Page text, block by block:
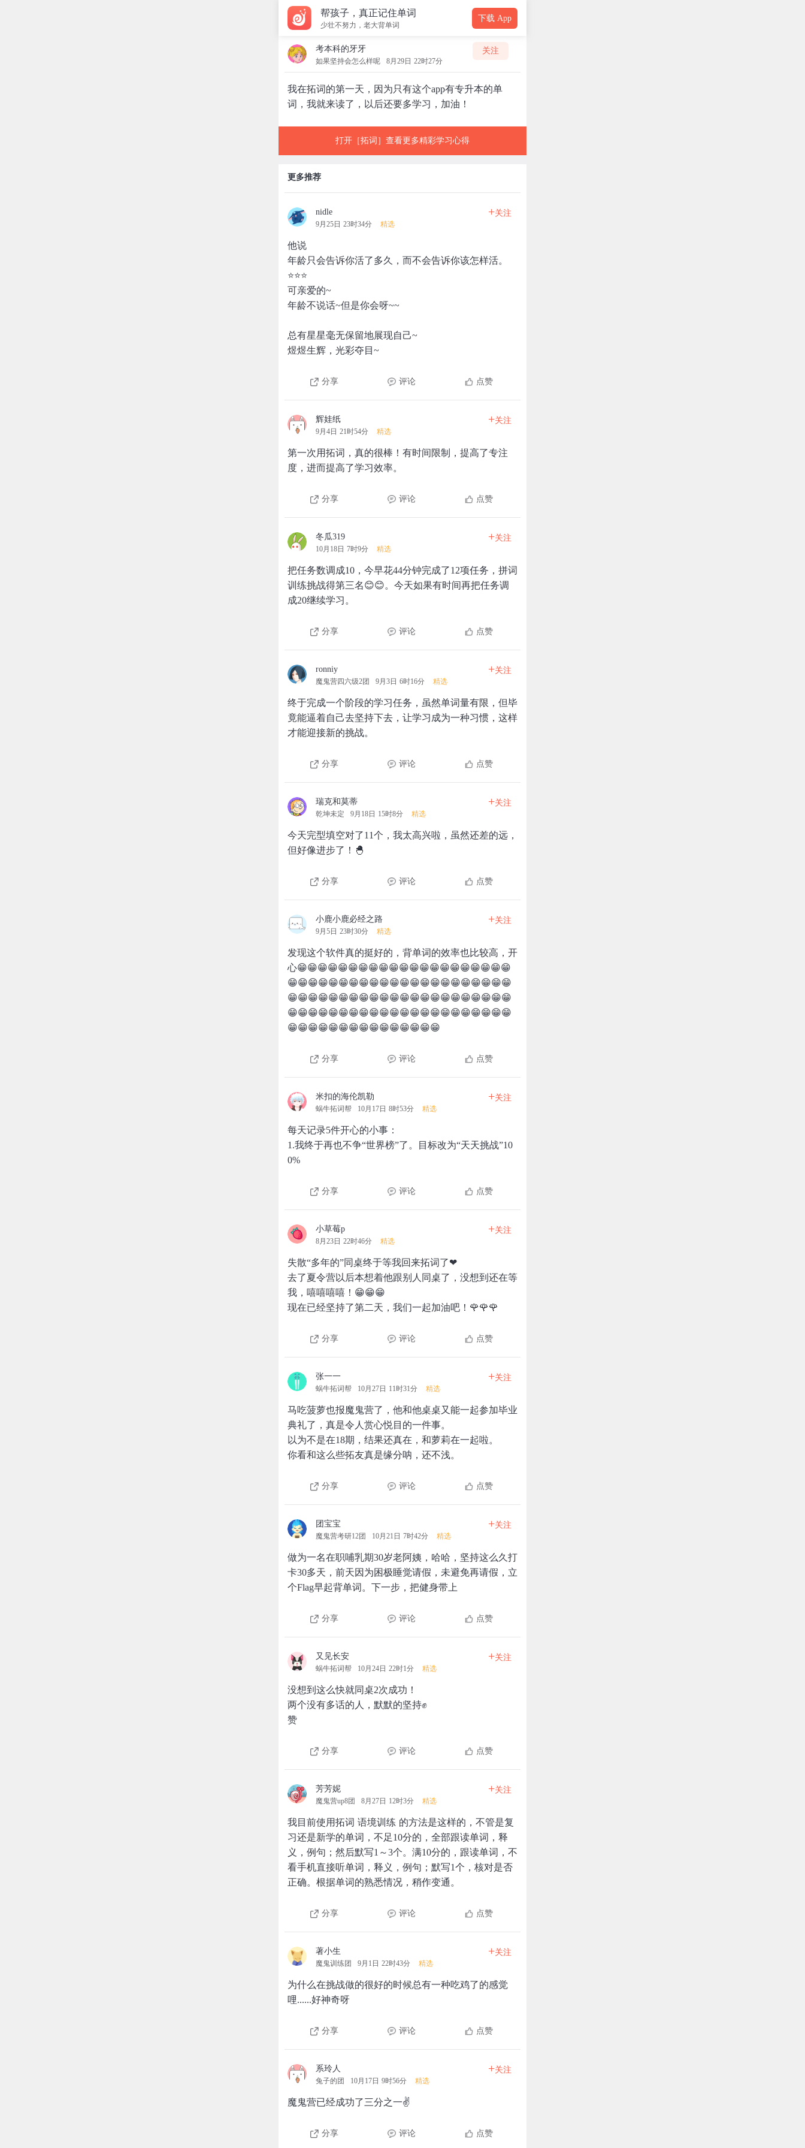
帮孩子，真正记住单词
少壮不努力，老大背单词
下载 App
考本科的牙牙
如果坚持会怎么样呢 8月29日 22时27分
关注
我在拓词的第一天，因为只有这个app有专升本的单
词，我就来读了，以后还要多学习，加油！
打开［拓词］查看更多精彩学习心得
更多推荐
nidle
9月25日 23时34分 精选
+关注
他说
年龄只会告诉你活了多久，而不会告诉你该怎样活。
⭐⭐⭐
可亲爱的~
年龄不说话~但是你会呀~~
总有星星毫无保留地展现自己~
煜煜生辉，光彩夺目~
分享 评论 点赞
辉娃纸
9月4日 21时54分 精选
+关注
第一次用拓词，真的很棒！有时间限制，提高了专注
度，进而提高了学习效率。
分享 评论 点赞
冬瓜319
10月18日 7时9分 精选
+关注
把任务数调成10，今早花44分钟完成了12项任务，拼词
训练挑战得第三名😊😊。今天如果有时间再把任务调
成20继续学习。
分享 评论 点赞
ronniy
魔鬼营四六级2团 9月3日 6时16分 精选
+关注
终于完成一个阶段的学习任务，虽然单词量有限，但毕
竟能逼着自己去坚持下去，让学习成为一种习惯，这样
才能迎接新的挑战。
分享 评论 点赞
瑞克和莫蒂
乾坤未定 9月18日 15时8分 精选
+关注
今天完型填空对了11个，我太高兴啦，虽然还差的远，
但好像进步了！🐣
分享 评论 点赞
小鹿小鹿必经之路
9月5日 23时30分 精选
+关注
发现这个软件真的挺好的，背单词的效率也比较高，开
心😁😁😁😁😁😁😁😁😁😁😁😁😁😁😁😁😁😁😁😁😁
😁😁😁😁😁😁😁😁😁😁😁😁😁😁😁😁😁😁😁😁😁😁
😁😁😁😁😁😁😁😁😁😁😁😁😁😁😁😁😁😁😁😁😁😁
😁😁😁😁😁😁😁😁😁😁😁😁😁😁😁😁😁😁😁😁😁😁
😁😁😁😁😁😁😁😁😁😁😁😁😁😁😁
分享 评论 点赞
米扣的海伦凯勒
蜗牛拓词帮 10月17日 8时53分 精选
+关注
每天记录5件开心的小事：
1.我终于再也不争“世界榜”了。目标改为“天天挑战”10
0%
分享 评论 点赞
小草莓p
8月23日 22时46分 精选
+关注
失散“多年的”同桌终于等我回来拓词了❤
去了夏令营以后本想着他跟别人同桌了，没想到还在等
我，嘻嘻嘻嘻！😁😁😁
现在已经坚持了第二天，我们一起加油吧！🌹🌹🌹
分享 评论 点赞
张一一
蜗牛拓词帮 10月27日 11时31分 精选
+关注
马吃菠萝也报魔鬼营了，他和他桌桌又能一起参加毕业
典礼了，真是令人赏心悦目的一件事。
以为不是在18期，结果还真在，和萝莉在一起啦。
你看和这么些拓友真是缘分呐，还不浅。
分享 评论 点赞
团宝宝
魔鬼营考研12团 10月21日 7时42分 精选
+关注
做为一名在职哺乳期30岁老阿姨，哈哈，坚持这么久打
卡30多天，前天因为困极睡觉请假，未避免再请假，立
个Flag早起背单词。下一步，把健身带上
分享 评论 点赞
又见长安
蜗牛拓词帮 10月24日 22时1分 精选
+关注
没想到这么快就同桌2次成功！
两个没有多话的人，默默的坚持✊
赞
分享 评论 点赞
芳芳妮
魔鬼营up8团 8月27日 12时3分 精选
+关注
我目前使用拓词 语境训练 的方法是这样的，不管是复
习还是新学的单词，不足10分的，全部跟读单词，释
义，例句；然后默写1～3个。满10分的，跟读单词，不
看手机直接听单词，释义，例句；默写1个，核对是否
正确。根据单词的熟悉情况，稍作变通。
分享 评论 点赞
著小生
魔鬼训练团 9月1日 22时43分 精选
+关注
为什么在挑战做的很好的时候总有一种吃鸡了的感觉
哩......好神奇呀
分享 评论 点赞
系玲人
兔子的团 10月17日 9时56分 精选
+关注
魔鬼营已经成功了三分之一✌️
分享 评论 点赞